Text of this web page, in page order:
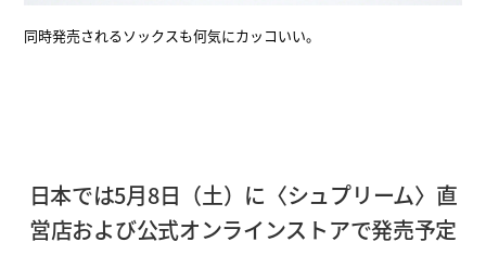
同時発売されるソックスも何気にカッコいい。
日本では5月8日（土）に〈シュプリーム〉直
営店および公式オンラインストアで発売予定